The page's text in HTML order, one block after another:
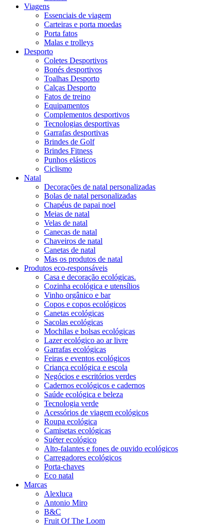
Viagens
Essenciais de viagem
Carteiras e porta moedas
Porta fatos
Malas e trolleys
Desporto
Coletes Desportivos
Bonés desportivos
Toalhas Desporto
Calças Desporto
Fatos de treino
Equipamentos
Complementos desportivos
Tecnologias desportivas
Garrafas desportivas
Brindes de Golf
Brindes Fitness
Punhos elásticos
Ciclismo
Natal
Decorações de natal personalizadas
Bolas de natal personalizadas
Chapéus de papai noel
Meias de natal
Velas de natal
Canecas de natal
Chaveiros de natal
Canetas de natal
Mas os produtos de natal
Produtos eco-responsáveis
Casa e decoração ecológicas.
Cozinha ecológica e utensílios
Vinho orgânico e bar
Copos e copos ecológicos
Canetas ecológicas
Sacolas ecológicas
Mochilas e bolsas ecológicas
Lazer ecológico ao ar livre
Garrafas ecológicas
Feiras e eventos ecológicos
Criança ecológica e escola
Negócios e escritórios verdes
Cadernos ecológicos e cadernos
Saúde ecológica e beleza
Tecnologia verde
Acessórios de viagem ecológicos
Roupa ecológica
Camisetas ecológicas
Suéter ecológico
Alto-falantes e fones de ouvido ecológicos
Carregadores ecológicos
Porta-chaves
Eco natal
Marcas
Alexluca
Antonio Miro
B&C
Fruit Of The Loom